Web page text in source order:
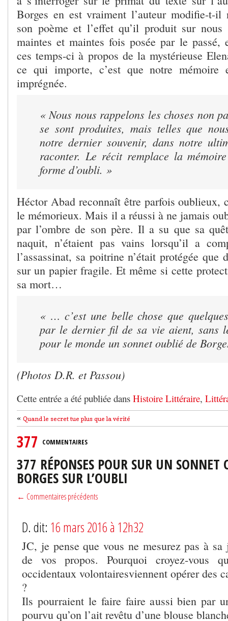
Borges en est vraiment l’auteur modifie-t-il
son poème et l’effet qu’il produit sur nous
maintes et maintes fois posée par le passé,
ces temps-ci à propos de la mystérieuse
ce qui importe, c’est que notre mémoire
imprégnée.
« Nous nous rappelons les choses non
se sont produites, mais telles que
notre dernier souvenir, dans notre
raconter. Le récit remplace la
forme d’oubli. »
Héctor Abad reconnaît être parfois oublieux,
le mémorieux. Mais il a réussi à ne jamais
par l’ombre de son père. Il a su que sa
naquit, n’étaient pas vains lorsqu’il a
l’assassinat, sa poitrine n’était protégée que
sur un papier fragile. Et même si cette
sa mort…
« … c’est une belle chose que
par le dernier fil de sa vie aient, sans
pour le monde un sonnet oublié de
(Photos D.R. et Passou)
Cette entrée a été publiée dans Histoire Littéraire,
« Quand le secret tue plus que la vérité
377 COMMENTAIRES
377 RÉPONSES POUR SUR UN SONNET
BORGES SUR L’OUBLI
← Commentaires précédents
D. dit: 16 mars 2016 à 12h32
JC, je pense que vous ne mesurez pas à sa
de vos propos. Pourquoi croyez-vous
occidentaux volontairesviennent opérer des
?
Ils pourraient le faire faire aussi bien par
pourvu qu’on l’ait revêtu d’une blouse